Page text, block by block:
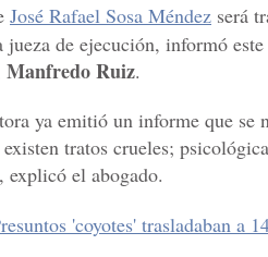
José Rafael Sosa Méndez será
jueza de ejecución, informó
Manfredo Ruiz.
ya emitió un informe que se
tratos crueles;
explicó el abogado.
'coyotes' trasladaban a